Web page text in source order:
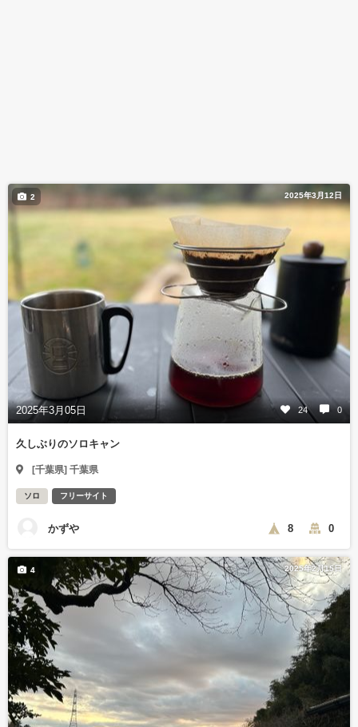
2025年3月12日
2025年3月05日 24 0
2
久しぶりのソロキャン
[千葉県] 千葉県
ソロ フリーサイト
かずや 8 0
2025年2月15日
4